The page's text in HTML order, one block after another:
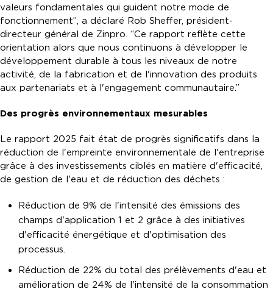
valeurs fondamentales qui guident notre mode de
fonctionnement”, a déclaré Rob Sheffer, président-
directeur général de Zinpro. “Ce rapport reflète cette
orientation alors que nous continuons à développer le
développement durable à tous les niveaux de notre
activité, de la fabrication et de l'innovation des produits
aux partenariats et à l'engagement communautaire.”
Des progrès environnementaux mesurables
Le rapport 2025 fait état de progrès significatifs dans la
réduction de l'empreinte environnementale de l'entreprise
grâce à des investissements ciblés en matière d'efficacité,
de gestion de l'eau et de réduction des déchets :
Réduction de 9% de l'intensité des émissions des
champs d'application 1 et 2 grâce à des initiatives
d'efficacité énergétique et d'optimisation des
processus.
Réduction de 22% du total des prélèvements d'eau et
amélioration de 24% de l'intensité de la consommation